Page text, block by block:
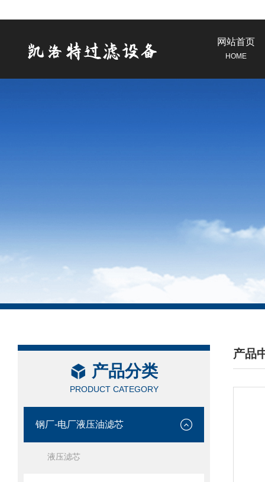
网站首页
HOME
产品分类
PRODUCT CATEGORY
钢厂-电厂液压油滤芯
液压滤芯
产品
/